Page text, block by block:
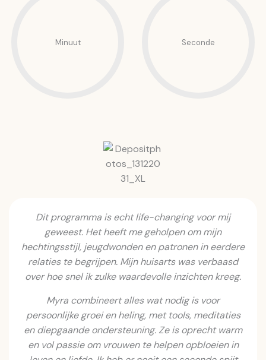
Minuut Seconde
Dit programma is echt life-changing voor mij
geweest. Het heeft me geholpen om mijn
hechtingsstijl, jeugdwonden en patronen in eerdere
relaties te begrijpen. Mijn huisarts was verbaasd
over hoe snel ik zulke waardevolle inzichten kreeg.
Myra combineert alles wat nodig is voor
persoonlijke groei en heling, met tools, meditaties
en diepgaande ondersteuning. Ze is oprecht warm
en vol passie om vrouwen te helpen opbloeien in